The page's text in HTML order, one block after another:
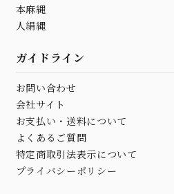
本麻縄
人絹縄
ガイドライン
お問い合わせ
会社サイト
お支払い・送料について
よくあるご質問
特定商取引法表示について
プライバシーポリシー